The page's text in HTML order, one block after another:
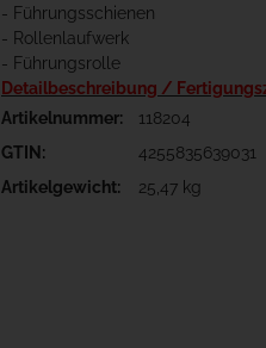
- Führungsschienen
- Rollenlaufwerk
- Führungsrolle
Detailbeschreibung /
Artikelnummer:
118204
GTIN:
4255835639031
Artikelgewicht:
25,47 kg